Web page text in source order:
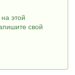
этой
свой